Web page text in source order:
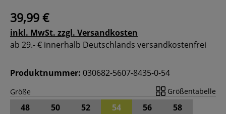
39,99 €
inkl. MwSt. zzgl. Versandkosten
ab 29.- € innerhalb Deutschlands versandkostenfrei
Produktnummer: 030682-5607-8435-0-54
Größe Größentabelle
48 50 52 54 56
58